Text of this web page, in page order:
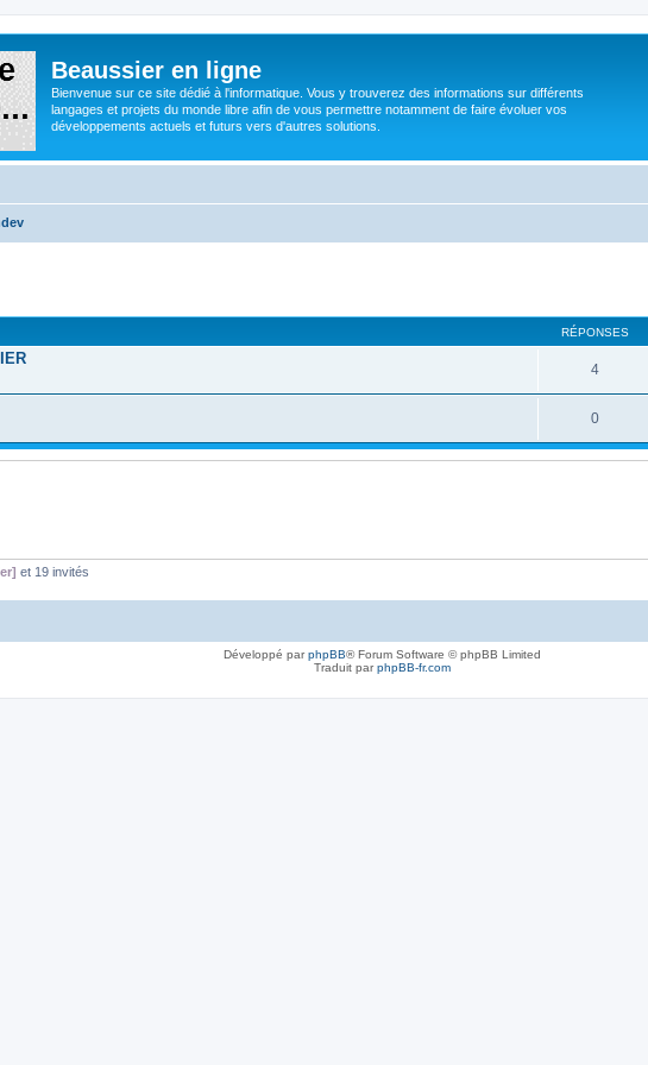
Beaussier en ligne
Bienvenue sur ce site dédié à l'informatique. Vous y trouverez des informations sur différents
langages et projets du monde libre afin de vous permettre notamment de faire évoluer vos
développements actuels et futurs vers d'autres solutions.
RÉPONSES
4
0
et 19 invités
Développé parphpBB® Forum Software © phpBB Limited
Traduit parphpBB-fr.com